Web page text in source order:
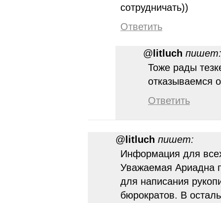
сотрудничать))
Ответить
@ litluch пишет:
Тоже рады
отказываемся
Ответить
@ litluch пишет:
Информация для
Уважаемая Ариадна
для написания
бюрократов. В